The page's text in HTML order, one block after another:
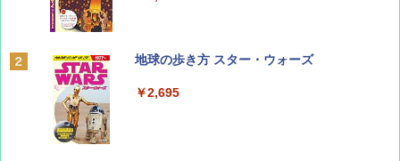
ディズニーファン ２０２６年 ９月号 [雑
地球の歩き方 スター・ウォーズ
￥2,695